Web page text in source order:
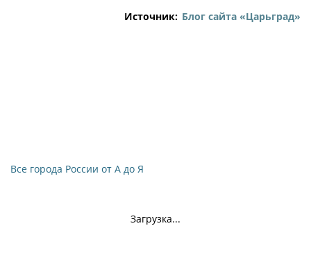
Источник: Блог сайта «Царьград»
Все города России от А до Я
Загрузка...